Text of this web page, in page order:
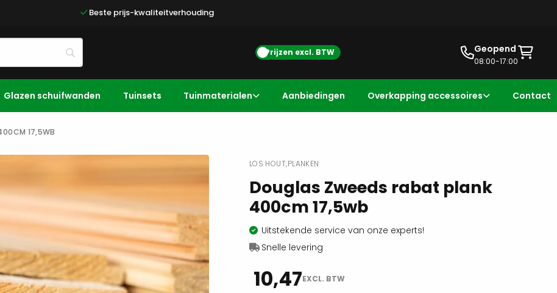
Beste prijs-kwaliteitverhouding
Prijzen excl. BTW Geopend
08:00-17:00
Glazen schuifwanden Tuinsets Tuinmaterialen Aanbiedingen Overkapping accessoires Contact
17,5WB
LOS HOUT,PLANKEN
Douglas Zweeds rabat plank
400cm 17,5wb
Uitstekende service van onze experts!
Snelle levering
10,47EXCL. BTW